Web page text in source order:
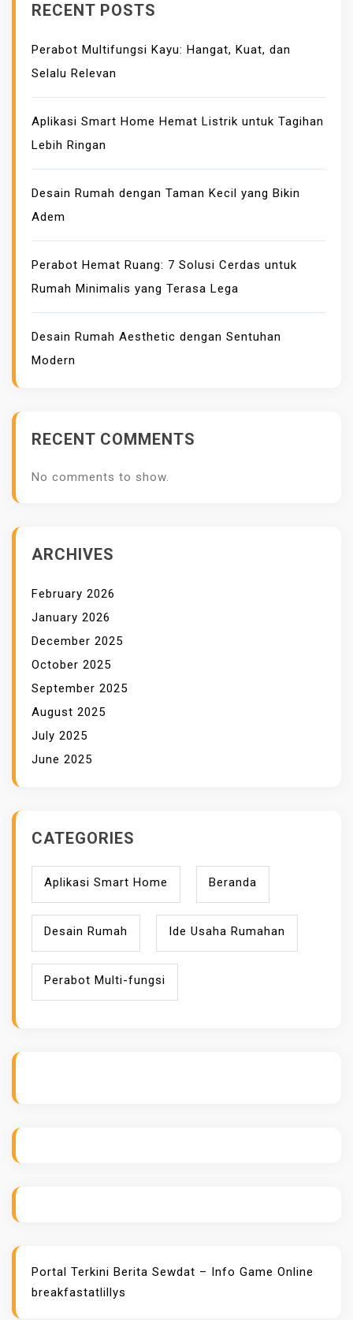
RECENT POSTS
Perabot Multifungsi Kayu: Hangat, Kuat, dan
Selalu Relevan
Aplikasi Smart Home Hemat Listrik untuk Tagihan
Lebih Ringan
Desain Rumah dengan Taman Kecil yang Bikin
Adem
Perabot Hemat Ruang: 7 Solusi Cerdas untuk
Rumah Minimalis yang Terasa Lega
Desain Rumah Aesthetic dengan Sentuhan
Modern
RECENT COMMENTS
No comments to show.
ARCHIVES
February 2026
January 2026
December 2025
October 2025
September 2025
August 2025
July 2025
June 2025
CATEGORIES
Aplikasi Smart Home Beranda
Desain Rumah Ide Usaha Rumahan
Perabot Multi-fungsi
Portal Terkini Berita Sewdat – Info Game Online
breakfastatlillys